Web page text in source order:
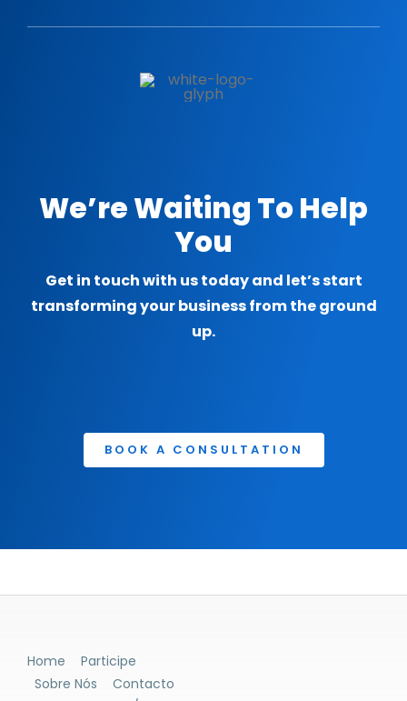
We’re Waiting To Help
You
Get in touch with us today and let’s start
transforming your business from the ground
up.
BOOK A CONSULTATION
Home
Participe
Sobre Nós
Contacto